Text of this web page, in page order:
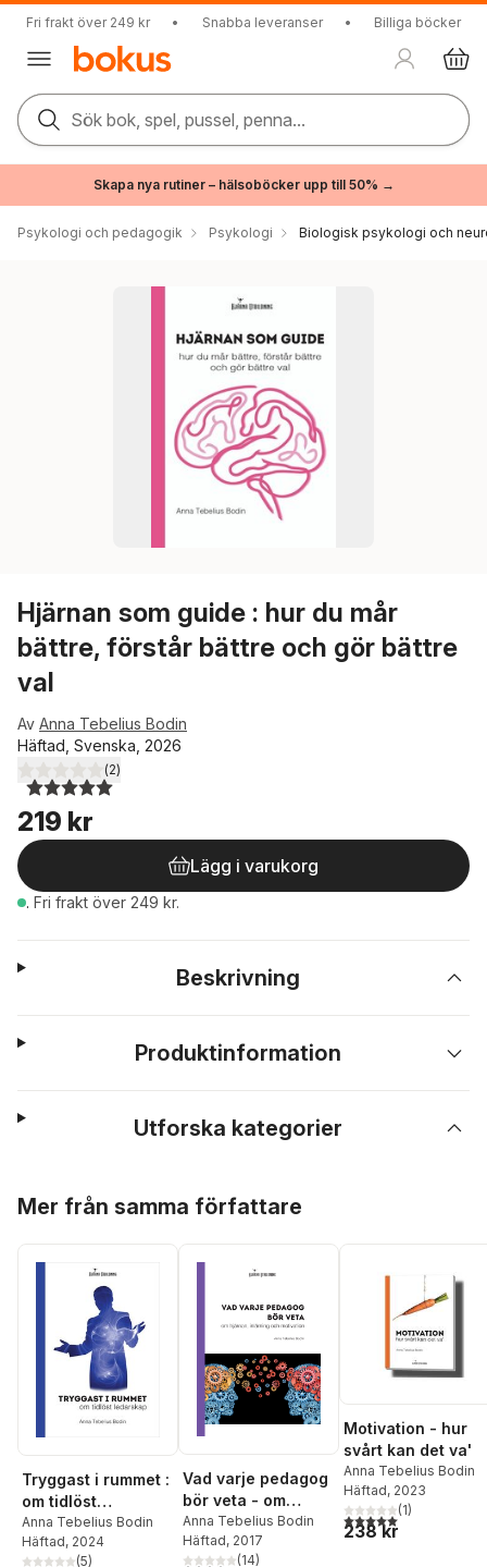
Fri frakt över 249 kr • Snabba leveranser • Billiga böcker
Sök bok, spel, pussel, penna...
Skapa nya rutiner – hälsoböcker upp till 50% →
Psykologi och pedagogik Psykologi Biologisk psykologi och
Hjärnan som guide : hur du mår
bättre, förstår bättre och gör bättre
val
Av Anna Tebelius Bodin
Häftad, Svenska, 2026
5,0utav 5 stjärnor. Totalt antal röster:
(2)
219 kr
Lägg i varukorg
. Fri frakt över 249 kr.
Beskrivning
Produktinformation
Utforska kategorier
Mer från samma författare
Tryggast i rummet :
om tidlöst
ledarskap
Anna Tebelius Bodin
Häftad, 2024
(5)
Vad varje pedagog
bör veta - om
hjärnan, inlärning
och motivation
Anna Tebelius Bodin
Häftad, 2017
(14)
Motivation - hur
svårt kan det va'
Anna Tebelius Bodin
Häftad, 2023
5,0utav 5 stjärnor.
(1)
238 kr